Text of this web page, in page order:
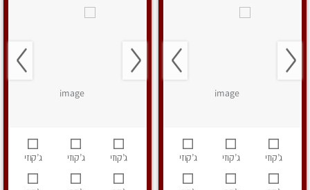
ג’קוזי ג’קוזי ג’קוזי ג’קוזי ג’קוזי ג’קוזי